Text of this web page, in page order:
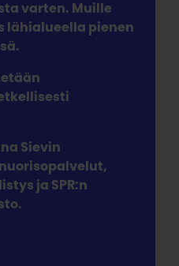
varten. Muille
lähialueella pienen
Sievin
ja SPR:n